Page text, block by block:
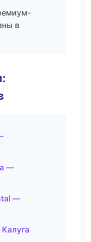
в
—
—